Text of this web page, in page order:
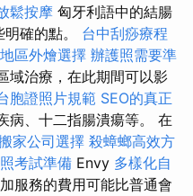
鬆按摩 匈牙利語中的結腸
確的點。 台中刮痧療程
區外燴選擇 辦護照需要準
域治療，在此期間可以影
胞證照片規範 SEO的真正
病、十二指腸潰瘍等。 在
家公司選擇 殺蟑螂高效方
考試準備 Envy 多樣化自
服務的費用可能比普通會